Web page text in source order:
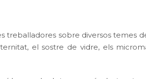
treballadores sobre diversos temes
el sostre de vidre, els